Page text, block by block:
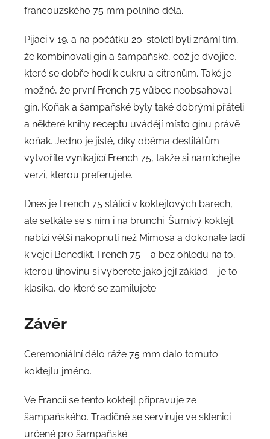
francouzského 75 mm polního děla.
Pijáci v 19. a na počátku 20. století byli známí tím,
že kombinovali gin a šampaňské, což je dvojice,
které se dobře hodí k cukru a citronům. Také je
možné, že první French 75 vůbec neobsahoval
gin. Koňak a šampaňské byly také dobrými přáteli
a některé knihy receptů uvádějí místo ginu právě
koňak. Jedno je jisté, díky oběma destilátům
vytvoříte vynikající French 75, takže si namíchejte
verzi, kterou preferujete.
Dnes je French 75 stálicí v koktejlových barech,
ale setkáte se s ním i na brunchi. Šumivý koktejl
nabízí větší nakopnutí než Mimosa a dokonale ladí
k vejci Benedikt. French 75 – a bez ohledu na to,
kterou lihovinu si vyberete jako její základ – je to
klasika, do které se zamilujete.
Závěr
Ceremoniální dělo ráže 75 mm dalo tomuto
koktejlu jméno.
Ve Francii se tento koktejl připravuje ze
šampaňského. Tradičně se servíruje ve sklenici
určené pro šampaňské.